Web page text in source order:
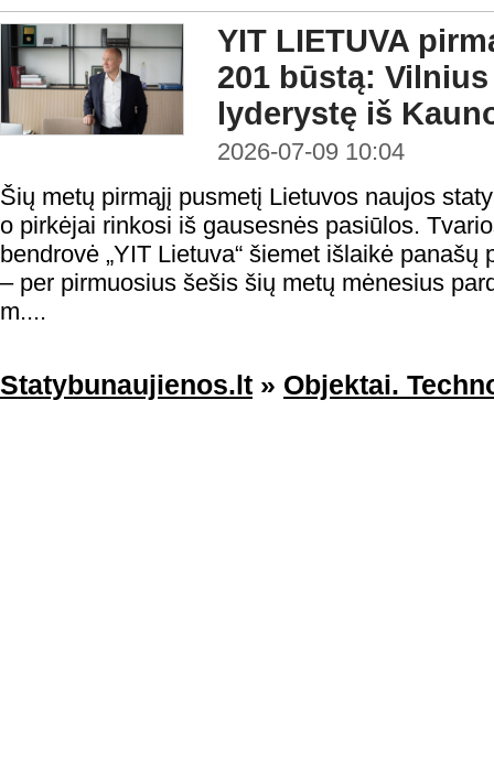
YIT LIETUVA
201 būstą:
lyderystę iš
2026-07-09 10:04
Šių metų pirmąjį pusmetį Lietuvos naujos
o pirkėjai rinkosi iš gausesnės pasiūlos.
bendrovė „YIT Lietuva“ šiemet išlaikė
– per pirmuosius šešis šių metų mėnesius
m....
Statybunaujienos.lt » Objektai.